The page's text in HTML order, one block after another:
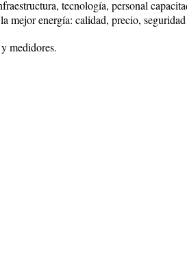
tecnología, personal
mejor energía: calidad, precio,
medidores.